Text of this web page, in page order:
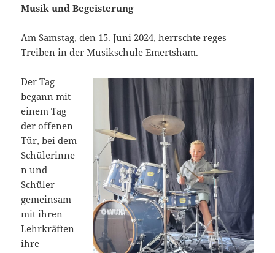
Musik und Begeisterung
Am Samstag, den 15. Juni 2024, herrschte reges
Treiben in der Musikschule Emertsham.
Der Tag
begann mit
einem Tag
der offenen
Tür, bei dem
Schülerinne
n und
Schüler
gemeinsam
mit ihren
Lehrkräften
ihre